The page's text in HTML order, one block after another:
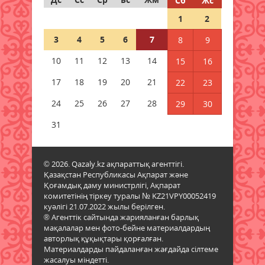
Ұлттық банк 6 тамызға арналған
валюта бағамын жариялады
бірнеше өңірінде ауа райына
байланысты ескерту жасалды
жарияланды
06 тамыз 2026 ж. 88
6 тамызға валюта бағамы
06 тамыз 2026 ж. 85
Синоптиктер Қазақстанның екі
1
2
3
4 5 6 7 8
9
10
11 12 13 14 15
16
17
18 19 20 21 22
23
24
25 26 27 28 29
30
31
© 2026. Qazaly.kz ақпараттық агенттігі.
Қазақстан Республикасы Ақпарат және
Қоғамдық даму министрлігі, Ақпарат
комитетінің тіркеу туралы № KZ21VPY00052419
куәлігі 21.07.2022 жылы берілген.
® Агенттік сайтында жарияланған барлық
мақалалар мен фото-бейне материалдардың
авторлық құқықтары қорғалған.
Материалдарды пайдаланған жағдайда сілтеме
жасалуы міндетті.